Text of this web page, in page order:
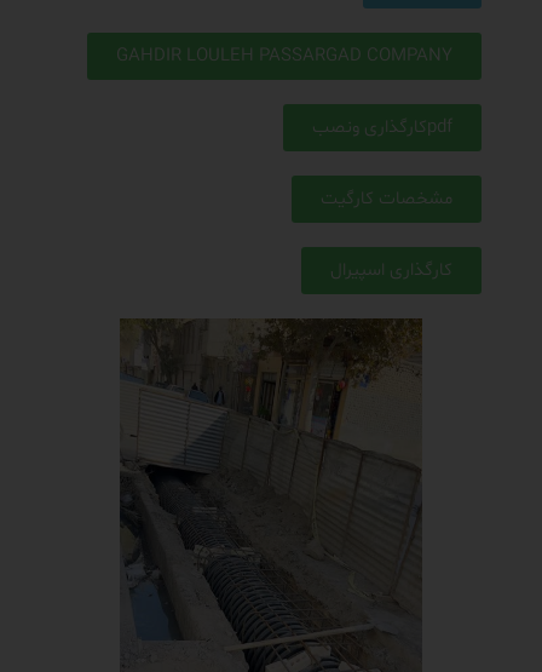
GAHDIR LOULEH PASSARGAD COMPANY
pdfکارگذاری ونصب
مشخصات کارگیت
کارگذاری اسپیرال